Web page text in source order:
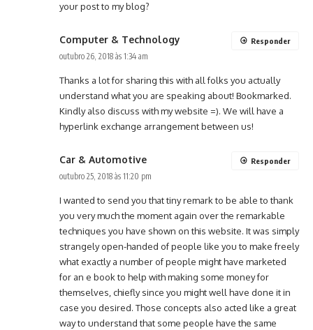
your post to my blog?
Computer & Technology
outubro 26, 2018 às 1:34 am
Thanks a lot for sharing this with all folks you actually
understand what you are speaking about! Bookmarked.
Kindly also discuss with my website =). We will have a
hyperlink exchange arrangement between us!
Responder
Car & Automotive
outubro 25, 2018 às 11:20 pm
I wanted to send you that tiny remark to be able to thank
you very much the moment again over the remarkable
techniques you have shown on this website. It was simply
strangely open-handed of people like you to make freely
what exactly a number of people might have marketed
for an e book to help with making some money for
themselves, chiefly since you might well have done it in
case you desired. Those concepts also acted like a great
way to understand that some people have the same
Responder